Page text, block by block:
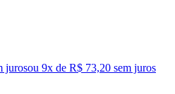
jurosou 9x de R$ 73,20 sem juros